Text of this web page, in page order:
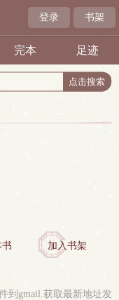
登录 书架
完本 足迹
加入书架
到gmail.获取最新地址发